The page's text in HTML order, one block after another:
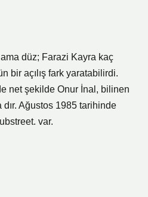
düz; Farazi Kayra kaç
bir açılış fark yaratabilirdi.
net şekilde Onur İnal, bilinen
dır. Ağustos 1985 tarihinde
var.